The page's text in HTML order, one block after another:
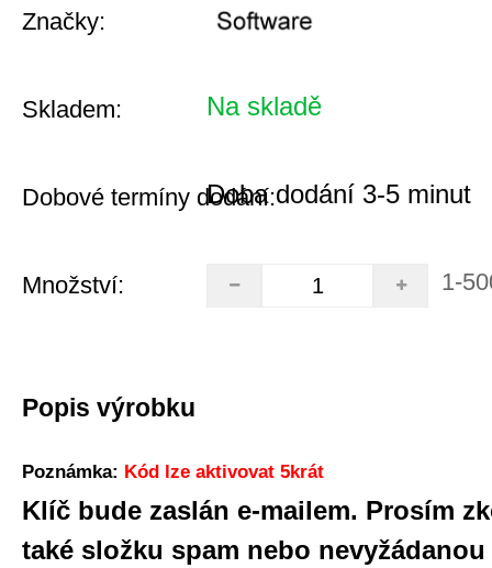
Značky:
Skladem: Na skladě
Dobové termíny dodání:Doba dodání 3-5 minut
Množství: 1-
Popis výrobku
Poznámka: Kód lze aktivovat 5krát
Klíč bude zaslán e-mailem. Prosím
také složku spam nebo